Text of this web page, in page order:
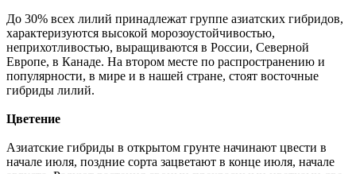
До 30% всех лилий принадлежат группе азиатских гибридов,
характеризуются высокой морозоустойчивостью,
неприхотливостью, выращиваются в России, Северной
Европе, в Канаде. На втором месте по распространению и
популярности, в мире и в нашей стране, стоят восточные
гибриды лилий.
Цветение
Азиатские гибриды в открытом грунте начинают цвести в
начале июля, поздние сорта зацветают в конце июля, начале